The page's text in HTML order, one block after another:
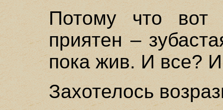
Потому что
приятен –
пока жив. И все?
Захотелось